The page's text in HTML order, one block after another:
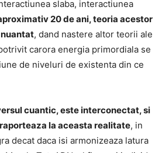
slaba, interactiunea
20 de ani, teoria acestor
, dand nastere altor teorii ale
carora energia primordiala se
de niveluri de existenta din ce
cuantic, este interconectat, si
la aceasta realitate, in
decat daca isi armonizeaza latura